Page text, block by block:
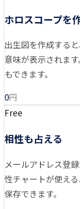
ホロスコープを
出生図を作成する
意味が表示されま
もできます。
0円
Free
相性も占える
メールアドレス登
性チャートが使え
保存できます。